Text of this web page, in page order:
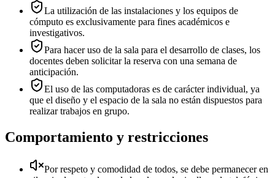
La utilización de las instalaciones y los equipos de
cómputo es exclusivamente para fines académicos e
investigativos.
Para hacer uso de la sala para el desarrollo de clases, los
docentes deben solicitar la reserva con una semana de
anticipación.
El uso de las computadoras es de carácter individual, ya
que el diseño y el espacio de la sala no están dispuestos para
realizar trabajos en grupo.
Comportamiento y restricciones
Por respeto y comodidad de todos, se debe permanecer en